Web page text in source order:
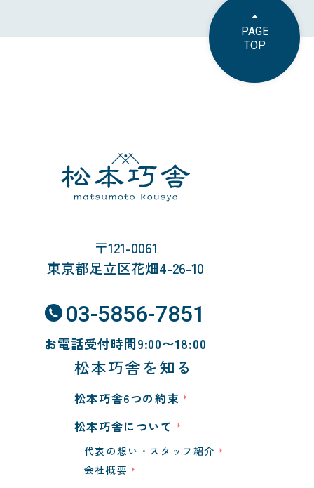
PAGE
TOP
〒121-0061
東京都足立区花畑4-26-10
03-5856-7851
お電話受付時間9:00〜18:00
松本巧舎を知る
松本巧舎6つの約束
松本巧舎について
代表の想い・スタッフ紹介
会社概要